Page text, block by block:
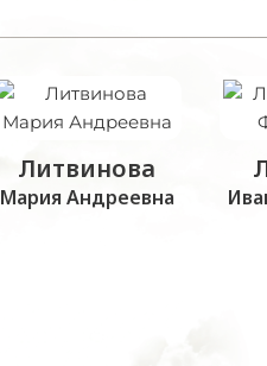
Литвинова
Мария Андреевна